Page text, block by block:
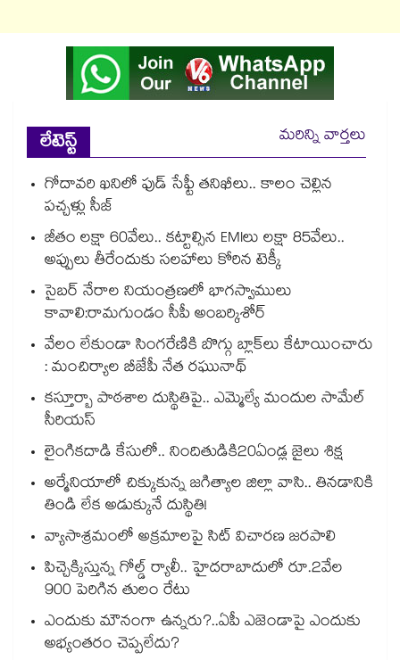
లేటెస్ట్
మరిన్ని వార్తలు
గోదావరి ఖనిలో ఫుడ్ సేఫ్టీ తనిఖీలు.. కాలం చెల్లిన
పచ్చళ్లు సీజ్
జీతం లక్షా 60వేలు.. కట్టాల్సిన EMIలు లక్షా 85వేలు..
అప్పులు తీరేందుకు సలహాలు కోరిన టెక్కీ
సైబర్ నేరాల నియంత్రణలో భాగస్వాములు
కావాలి:రామగుండం సీపీ అంబర్కిశోర్‌‌‌‌‌‌‌‌‌‌‌‌‌‌‌‌
వేలం లేకుండా సింగరేణికి బొగ్గు బ్లాక్‌‌‌‌‌‌‌‌లు కేటాయించారు
: మంచిర్యాల బీజేపీ నేత రఘునాథ్
కస్తూర్బా పాఠశాల దుస్థితిపై.. ఎమ్మెల్యే మందుల సామేల్
సీరియస్
లైంగికదాడి కేసులో.. నిందితుడికి20ఏండ్ల జైలు శిక్ష
అర్మేనియాలో చిక్కుకున్న జగిత్యాల జిల్లా వాసి.. తినడానికి
తిండి లేక అడుక్కునే దుస్థితి!
వ్యాసాశ్రమంలో అక్రమాలపై సిట్‌‌‌‌‌‌‌‌‌‌‌‌‌‌‌‌‌‌‌‌‌‌‌‌‌‌‌‌‌‌‌‌ విచారణ జరపాలి
పిచ్చెక్కిస్తున్న గోల్డ్ ర్యాలీ.. హైదరాబాదులో రూ.2వేల
900 పెరిగిన తులం రేటు
ఎందుకు మౌనంగా ఉన్నరు?..ఏపీ ఎజెండాపై ఎందుకు
అభ్యంతరం చెప్పలేదు?